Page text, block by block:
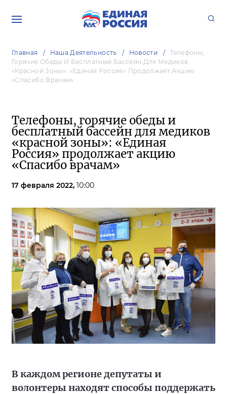
Главная Наша Деятельность Новости
Телефоны,
Горячие Обеды И Бесплатный Бассейн Для Медиков
«красной Зоны»: «Единая Россия» Продолжает Акцию
«Спасибо Врачам»
Телефоны, горячие обеды и
бесплатный бассейн для медиков
«красной зоны»: «Единая
Россия» продолжает акцию
«Спасибо врачам»
17 февраля 2022, 10:00
В каждом регионе депутаты и
волонтеры находят способы поддержать